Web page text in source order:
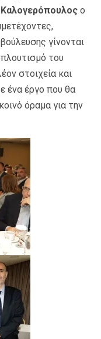
ο
γίνονται
του
στοιχεία και
ένα έργο που θα
όραμα για την